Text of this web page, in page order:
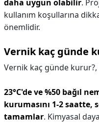
daha uygun olabilir.
kullanım koşullarına
önemlidir.
Vernik kaç günde
Vernik kaç günde kurur?,
23°C'de ve %50 bağıl
kurumasını 1-2 saatte,
tamamlar. Kimyasal